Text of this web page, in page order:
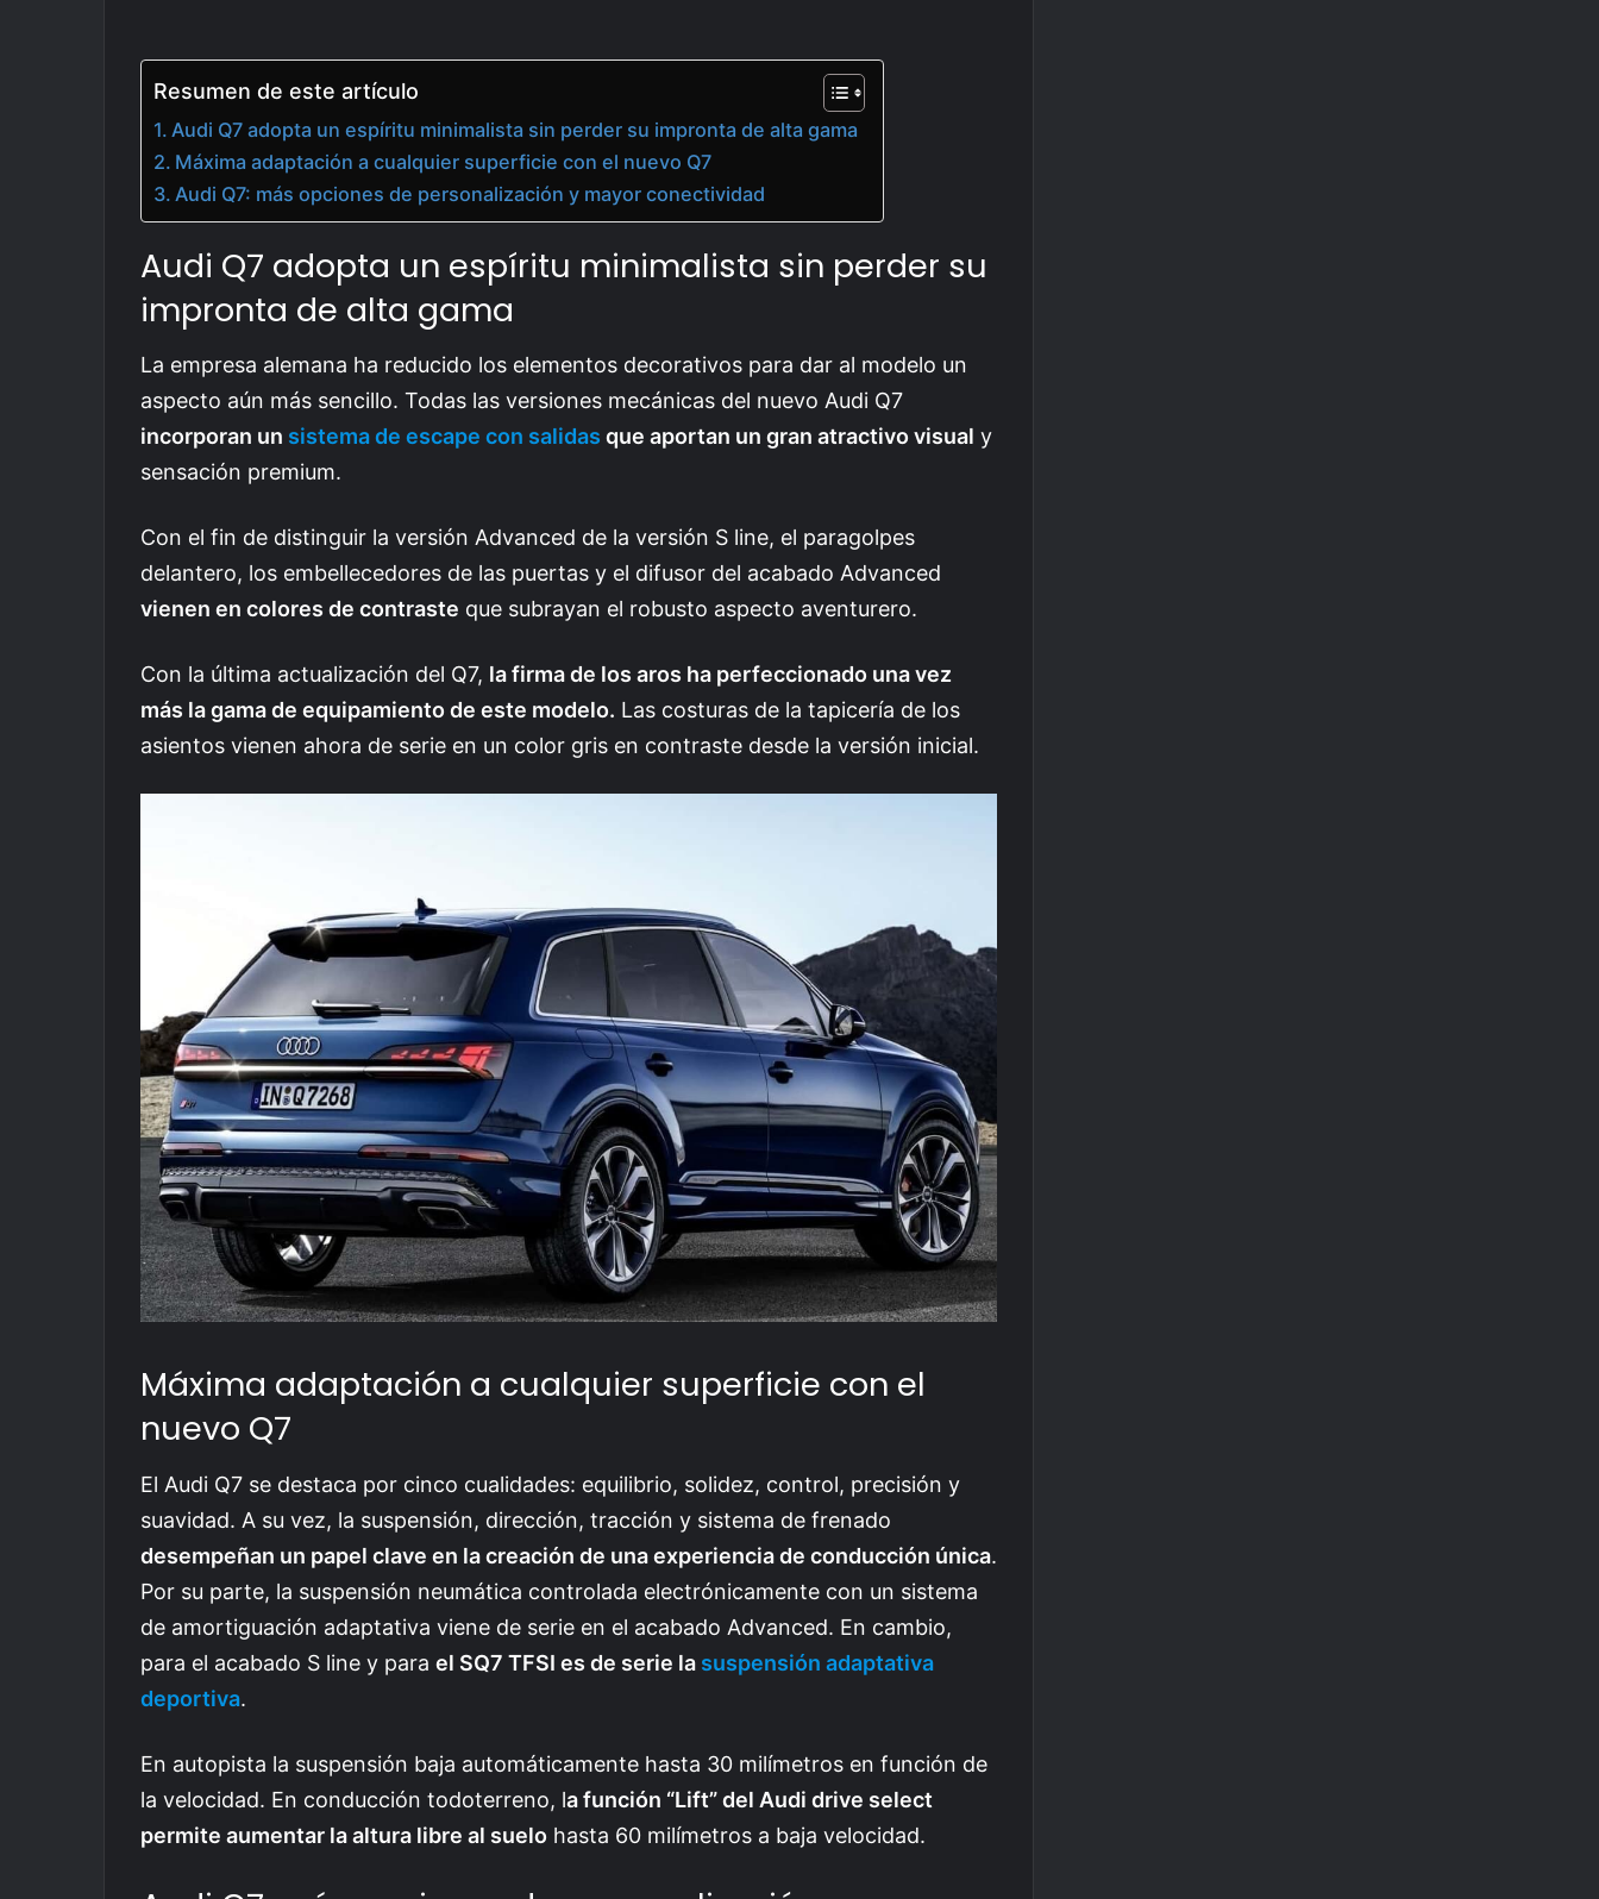
Resumen de este artículo
Audi Q7 adopta un espíritu minimalista sin perder su impronta de alta gama
Máxima adaptación a cualquier superficie con el nuevo Q7
Audi Q7: más opciones de personalización y mayor conectividad
Audi Q7 adopta un espíritu minimalista sin perder su
impronta de alta gama
La empresa alemana ha reducido los elementos decorativos para dar al modelo un
aspecto aún más sencillo. Todas las versiones mecánicas del nuevo Audi Q7
incorporan un sistema de escape con salidas que aportan un gran atractivo visual y
sensación premium.
Con el fin de distinguir la versión Advanced de la versión S line, el paragolpes
delantero, los embellecedores de las puertas y el difusor del acabado Advanced
vienen en colores de contraste que subrayan el robusto aspecto aventurero.
Con la última actualización del Q7, la firma de los aros ha perfeccionado una vez
más la gama de equipamiento de este modelo. Las costuras de la tapicería de los
asientos vienen ahora de serie en un color gris en contraste desde la versión inicial.
Máxima adaptación a cualquier superficie con el
nuevo Q7
El Audi Q7 se destaca por cinco cualidades: equilibrio, solidez, control, precisión y
suavidad. A su vez, la suspensión, dirección, tracción y sistema de frenado
desempeñan un papel clave en la creación de una experiencia de conducción única.
Por su parte, la suspensión neumática controlada electrónicamente con un sistema
de amortiguación adaptativa viene de serie en el acabado Advanced. En cambio,
para el acabado S line y para el SQ7 TFSI es de serie la suspensión adaptativa
deportiva.
En autopista la suspensión baja automáticamente hasta 30 milímetros en función de
la velocidad. En conducción todoterreno, la función “Lift” del Audi drive select
permite aumentar la altura libre al suelo hasta 60 milímetros a baja velocidad.